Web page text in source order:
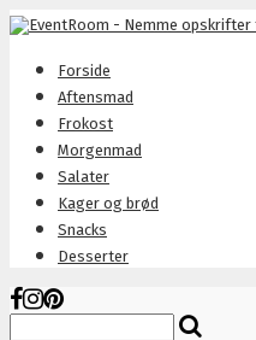
Forside
Aftensmad
Frokost
Morgenmad
Salater
Kager og brød
Snacks
Desserter